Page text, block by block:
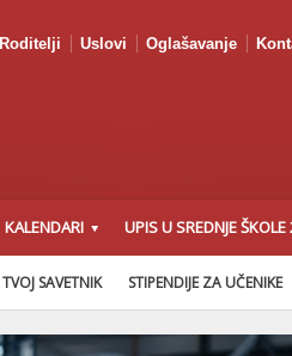
Roditelji Uslovi Oglašavanje
KALENDARI UPIS U SREDNJE
TVOJ SAVETNIK STIPENDIJE ZA UČENIKE